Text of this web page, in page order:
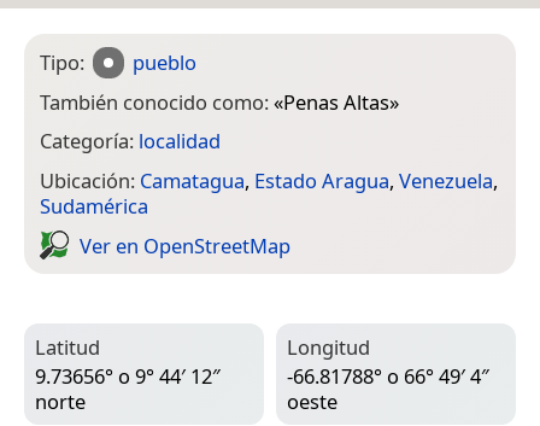
Tipo:
pueblo
También conocido como:«Penas Altas»
Categoría: localidad
Ubicación: Camatagua, Estado Aragua, Venezuela,
Sudamérica
Ver en Open­Street­Map
Latitud
9.73656° o 9° 44′ 12″
norte
Longitud
-66.81788° o 66° 49′ 4″
oeste